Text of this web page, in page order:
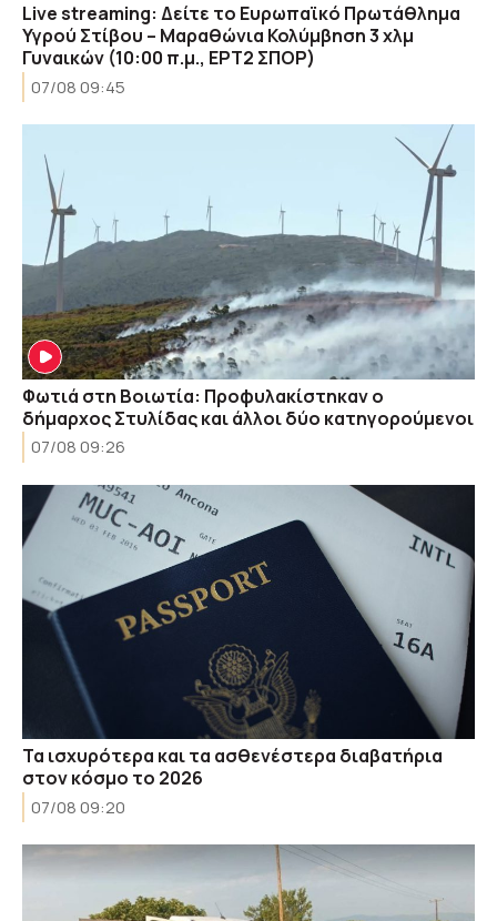
Live streaming: Δείτε το Ευρωπαϊκό Πρωτάθλημα
Υγρού Στίβου – Μαραθώνια Κολύμβηση 3 χλμ
Γυναικών (10:00 π.μ., ΕΡΤ2 ΣΠΟΡ)
07/08 09:45
Φωτιά στη Βοιωτία: Προφυλακίστηκαν ο
δήμαρχος Στυλίδας και άλλοι δύο κατηγορούμενοι
07/08 09:26
Τα ισχυρότερα και τα ασθενέστερα διαβατήρια
στον κόσμο το 2026
07/08 09:20